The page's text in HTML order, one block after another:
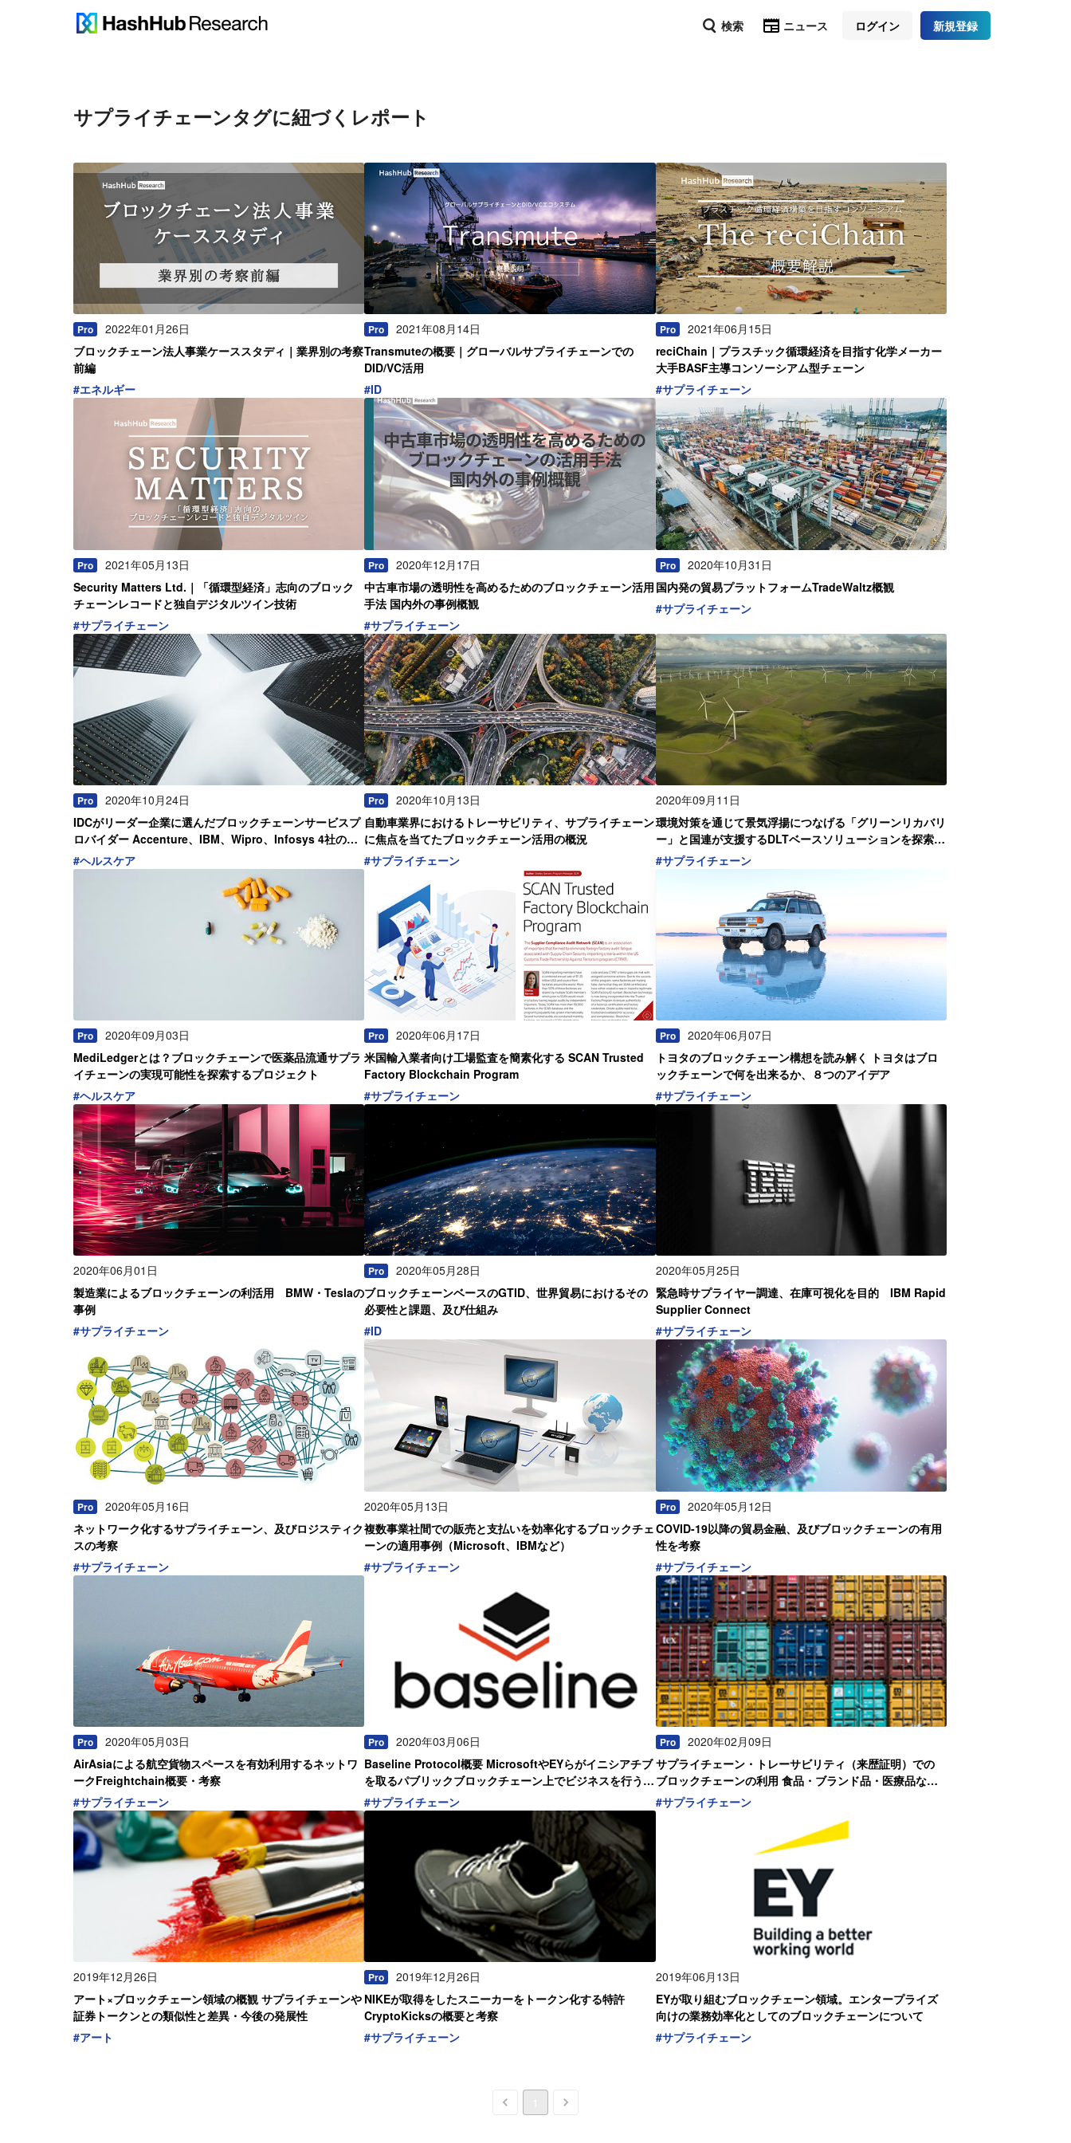
検索 ニュース ログイン 新規登録
サプライチェーンタグに紐づくレポート
Pro
2022年01月26日
ブロックチェーン法人事業ケーススタディ｜業界別の考察
前編
#エネルギー
Pro
2021年08月14日
Transmuteの概要｜グローバルサプライチェーンでの
DID/VC活用
#ID
Pro
2021年06月15日
reciChain｜プラスチック循環経済を目指す化学メーカー
大手BASF主導コンソーシアム型チェーン
#サプライチェーン
Pro
2021年05月13日
Security Matters Ltd.｜「循環型経済」志向のブロック
チェーンレコードと独自デジタルツイン技術
#サプライチェーン
Pro
2020年12月17日
中古車市場の透明性を高めるためのブロックチェーン活用
手法 国内外の事例概観
#サプライチェーン
Pro
2020年10月31日
国内発の貿易プラットフォームTradeWaltz概観
#サプライチェーン
Pro
2020年10月24日
IDCがリーダー企業に選んだブロックチェーンサービスプ
ロバイダー Accenture、IBM、Wipro、Infosys 4社の注
力領域【2020年度】
#ヘルスケア
Pro
2020年10月13日
自動車業界におけるトレーサビリティ、サプライチェーン
に焦点を当てたブロックチェーン活用の概況
#サプライチェーン
2020年09月11日
環境対策を通じて景気浮揚につなげる「グリーンリカバリ
ー」と国連が支援するDLTベースソリューションを探索す
る「The Green Chain Initiative」の可能性
#サプライチェーン
Pro
2020年09月03日
MediLedgerとは？ブロックチェーンで医薬品流通サプラ
イチェーンの実現可能性を探索するプロジェクト
#ヘルスケア
Pro
2020年06月17日
米国輸入業者向け工場監査を簡素化する SCAN Trusted
Factory Blockchain Program
#サプライチェーン
Pro
2020年06月07日
トヨタのブロックチェーン構想を読み解く トヨタはブロ
ックチェーンで何を出来るか、８つのアイデア
#サプライチェーン
2020年06月01日
製造業によるブロックチェーンの利活用 BMW・Teslaの
事例
#サプライチェーン
Pro
2020年05月28日
ブロックチェーンベースのGTID、世界貿易におけるその
必要性と課題、及び仕組み
#ID
2020年05月25日
緊急時サプライヤー調達、在庫可視化を目的 IBM Rapid
Supplier Connect
#サプライチェーン
Pro
2020年05月16日
ネットワーク化するサプライチェーン、及びロジスティク
スの考察
#サプライチェーン
2020年05月13日
複数事業社間での販売と支払いを効率化するブロックチェ
ーンの適用事例（Microsoft、IBMなど）
#サプライチェーン
Pro
2020年05月12日
COVID-19以降の貿易金融、及びブロックチェーンの有用
性を考察
#サプライチェーン
Pro
2020年05月03日
AirAsiaによる航空貨物スペースを有効利用するネットワ
ークFreightchain概要・考察
#サプライチェーン
Pro
2020年03月06日
Baseline Protocol概要 MicrosoftやEYらがイニシアチブ
を取るパブリックブロックチェーン上でビジネスを行うた
めのフレームワーク
#サプライチェーン
Pro
2020年02月09日
サプライチェーン・トレーサビリティ（来歴証明）での
ブロックチェーンの利用 食品・ブランド品・医療品など
業界別に概観する
#サプライチェーン
2019年12月26日
アート×ブロックチェーン領域の概観 サプライチェーンや
証券トークンとの類似性と差異・今後の発展性
#アート
Pro
2019年12月26日
NIKEが取得をしたスニーカーをトークン化する特許
CryptoKicksの概要と考察
#サプライチェーン
2019年06月13日
EYが取り組むブロックチェーン領域。エンタープライズ
向けの業務効率化としてのブロックチェーンについて
#サプライチェーン